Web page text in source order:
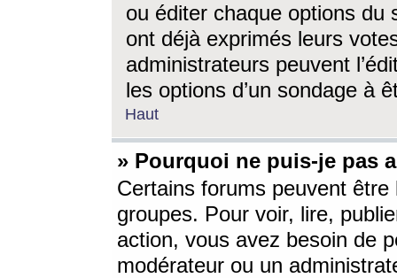
ou éditer chaque options du
ont déjà exprimés leurs
administrateurs peuvent
les options d’un sondage à
Haut
» Pourquoi ne puis-je pas
Certains forums peuvent être
groupes. Pour voir, lire,
action, vous avez besoin de
modérateur ou un